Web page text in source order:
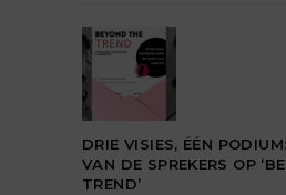
DRIE VISIES, ÉÉN
VAN DE SPREKERS OP
TREND’